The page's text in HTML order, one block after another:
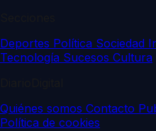
Deportes Política Sociedad
Tecnología Sucesos Cultura
Quiénes somos Contacto
Política de cookies